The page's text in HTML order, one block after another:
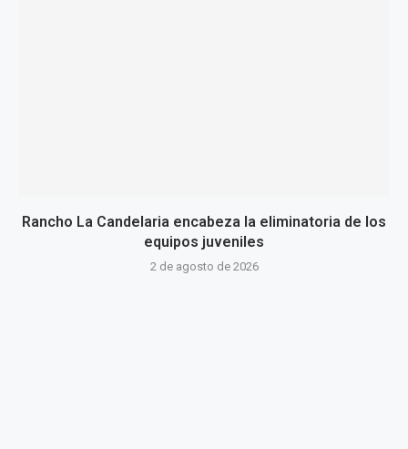
Rancho La Candelaria encabeza la eliminatoria de los
equipos juveniles
2 de agosto de 2026